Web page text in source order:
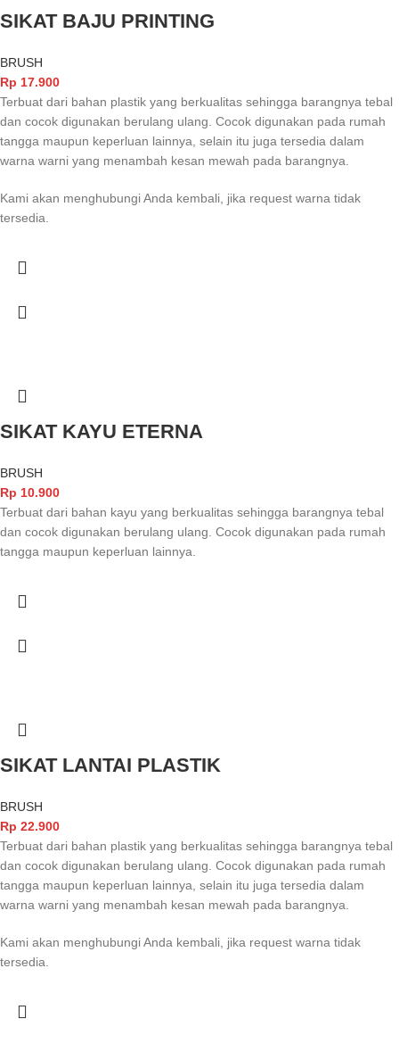
SIKAT BAJU PRINTING
BRUSH
Rp 17.900
Terbuat dari bahan plastik yang berkualitas sehingga barangnya tebal
dan cocok digunakan berulang ulang. Cocok digunakan pada rumah
tangga maupun keperluan lainnya, selain itu juga tersedia dalam
warna warni yang menambah kesan mewah pada barangnya.
Kami akan menghubungi Anda kembali, jika request warna tidak
tersedia.
SIKAT KAYU ETERNA
BRUSH
Rp 10.900
Terbuat dari bahan kayu yang berkualitas sehingga barangnya tebal
dan cocok digunakan berulang ulang. Cocok digunakan pada rumah
tangga maupun keperluan lainnya.
SIKAT LANTAI PLASTIK
BRUSH
Rp 22.900
Terbuat dari bahan plastik yang berkualitas sehingga barangnya tebal
dan cocok digunakan berulang ulang. Cocok digunakan pada rumah
tangga maupun keperluan lainnya, selain itu juga tersedia dalam
warna warni yang menambah kesan mewah pada barangnya.
Kami akan menghubungi Anda kembali, jika request warna tidak
tersedia.